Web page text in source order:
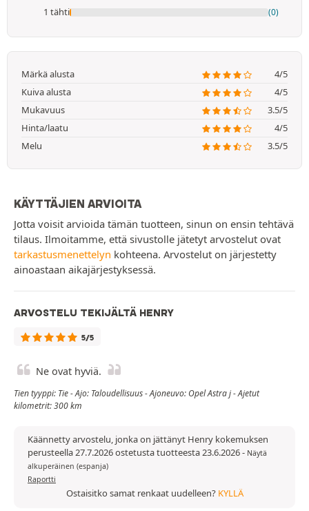
1 tähti (0)
Märkä alusta
4/5
Kuiva alusta
4/5
Mukavuus
3.5/5
Hinta/laatu
4/5
Melu
3.5/5
KÄYTTÄJIEN ARVIOITA
Jotta voisit arvioida tämän tuotteen, sinun on ensin tehtävä
tilaus. Ilmoitamme, että sivustolle jätetyt arvostelut ovat
tarkastusmenettelyn kohteena. Arvostelut on järjestetty
ainoastaan aikajärjestyksessä.
ARVOSTELU TEKIJÄLTÄ HENRY
5/5
Ne ovat hyviä.
Tien tyyppi: Tie - Ajo: Taloudellisuus - Ajoneuvo: Opel Astra j - Ajetut
kilometrit: 300 km
Käännetty arvostelu, jonka on jättänyt Henry kokemuksen
perusteella 27.7.2026 ostetusta tuotteesta 23.6.2026- Näytä
alkuperäinen (espanja)
Raportti
Ostaisitko samat renkaat uudelleen? KYLLÄ